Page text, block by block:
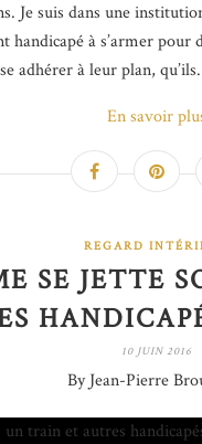
Je suis dans une
handicapé à s’armer
adhérer à leur plan,
En savoir
REGARD
SE JETTE
10 JUIN 2016
By Jean-Pierre